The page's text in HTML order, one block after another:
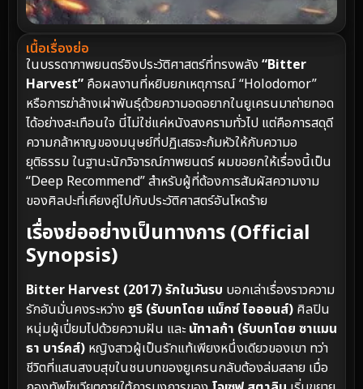
เนื้อเรื่องย่อ
ในบรรดาภาพยนตร์อิงประวัติศาสตร์ที่ทรงพลัง “Bitter
Harvest” คือผลงานที่หยิบยกเหตุการณ์ “Holodomor”
หรือการฆ่าล้างเผ่าพันธุ์ด้วยความอดอยากในยูเครนมาถ่ายทอด
ได้อย่างสะเทือนใจ นี่ไม่ใช่แค่หนังสงครามทั่วไป แต่คือการสดุดี
ความกล้าหาญของมนุษย์ที่ปฏิเสธจะก้มหัวให้กับความอ
ยุติธรรม ในฐานะนักวิจารณ์ภาพยนตร์ ผมขอยกให้เรื่องนี้เป็น
“Deep Recommend” สำหรับผู้ที่ต้องการสัมผัสความงาม
ของศิลปะที่เคียงคู่ไปกับประวัติศาสตร์อันโหดร้าย
เรื่องย่ออย่างเป็นทางการ (Official
Synopsis)
Bitter Harvest (2017) รักในวันรบ บอกเล่าเรื่องราวความ
รักอันมั่นคงระหว่าง ยูริ (รับบทโดย แม็กซ์ ไอออนส์) ศิลปิน
หนุ่มผู้เปี่ยมไปด้วยความฝัน และนัทาลก้า (รับบทโดย ซาแมน
ธา บาร์คส์) หญิงสาวผู้เป็นรักแท้เพียงหนึ่งเดียวของเขา ทว่า
ชีวิตที่แสนสงบสุขในชนบทของยูเครนกลับต้องล่มสลาย เมื่อ